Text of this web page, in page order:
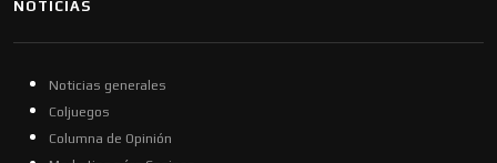
NOTICIAS
Noticias generales
Coljuegos
Columna de Opinión